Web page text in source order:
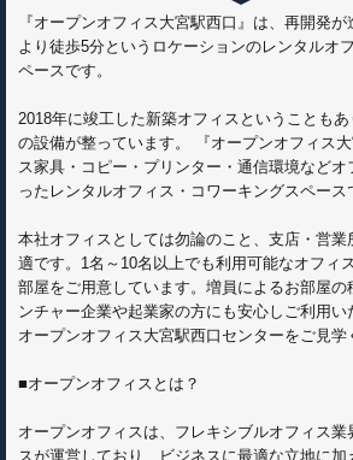
『オープンオフィス大宮駅西口』は、再開発
より徒歩5分というロケーションのレンタルオ
ペースです。
2018年に竣工した新築オフィスということも
の設備が整っています。 『オープンオフィス
ス家具・コピー・プリンター・通信環境など
ったレンタルオフィス・コワーキングスペース
本社オフィスとしては勿論のこと、支店・営
適です。1名～10名以上でも利用可能なオフィ
部屋をご用意しています。増員によるお部屋
ンチャー企業や起業家の方にも安心しご利用
オープンオフィス大宮駅西口センターをご見学
■オープンオフィスとは？
オープンオフィスは、フレキシブルオフィス業
スが運営しており、ビジネスに最適な立地に